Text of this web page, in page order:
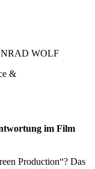
WOLF
&
im Film
Production“? Das